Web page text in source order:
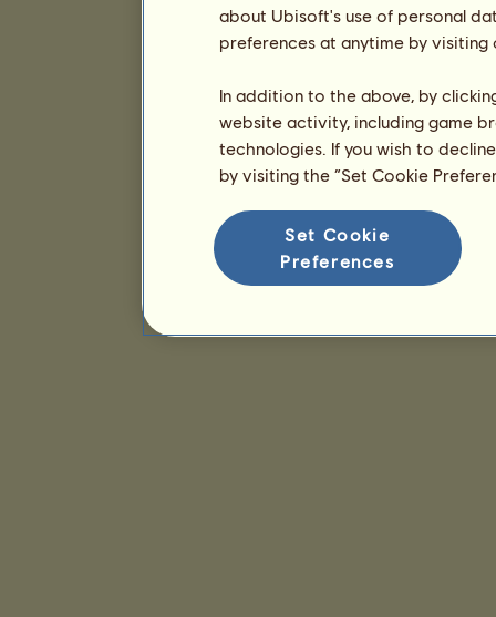
about Ubisoft's use of personal
preferences at anytime by
In addition to the above, by
website activity, including game
technologies. If you wish to
by visiting the “Set Cookie
Set Cookie
Preferences